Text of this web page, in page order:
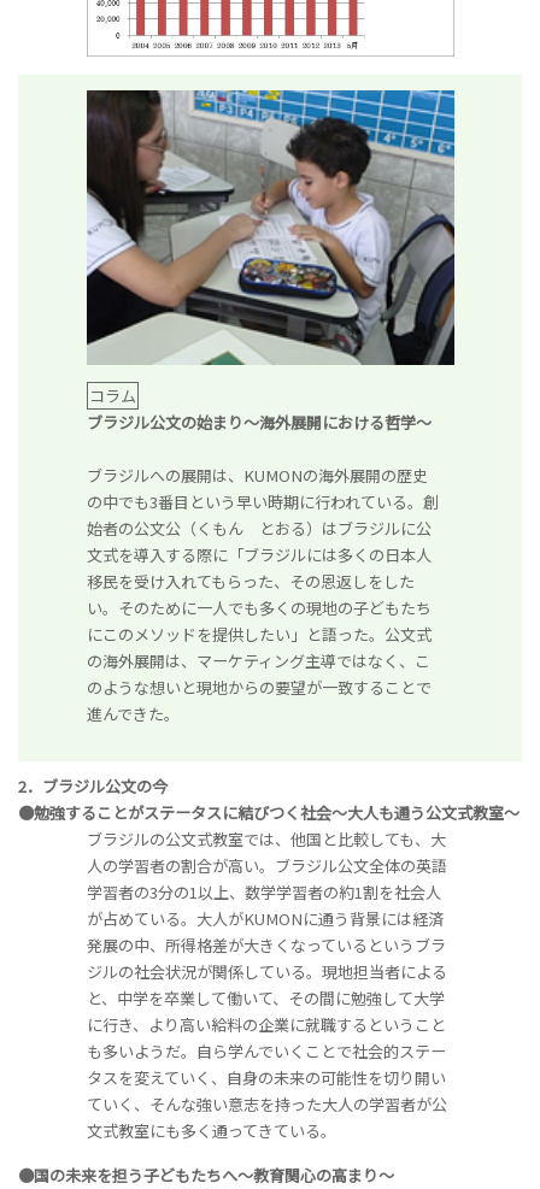
コラム
ブラジル公文の始まり～海外展開における哲学～
ブラジルへの展開は、KUMONの海外展開の歴史
の中でも3番目という早い時期に行われている。創
始者の公文公（くもん とおる）はブラジルに公
文式を導入する際に「ブラジルには多くの日本人
移民を受け入れてもらった、その恩返しをした
い。そのために一人でも多くの現地の子どもたち
にこのメソッドを提供したい」と語った。公文式
の海外展開は、マーケティング主導ではなく、こ
のような想いと現地からの要望が一致することで
進んできた。
2．ブラジル公文の今
●勉強することがステータスに結びつく社会～大人も通う公文式教室～
ブラジルの公文式教室では、他国と比較しても、大
人の学習者の割合が高い。ブラジル公文全体の英語
学習者の3分の1以上、数学学習者の約1割を社会人
が占めている。大人がKUMONに通う背景には経済
発展の中、所得格差が大きくなっているというブラ
ジルの社会状況が関係している。現地担当者による
と、中学を卒業して働いて、その間に勉強して大学
に行き、より高い給料の企業に就職するということ
も多いようだ。自ら学んでいくことで社会的ステー
タスを変えていく、自身の未来の可能性を切り開い
ていく、そんな強い意志を持った大人の学習者が公
文式教室にも多く通ってきている。
●国の未来を担う子どもたちへ～教育関心の高まり～